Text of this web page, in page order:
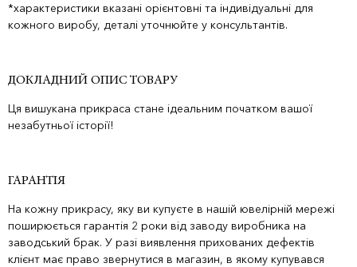
*характеристики вказані орієнтовні та індивідуальні для
кожного виробу, деталі уточнюйте у консультантів.
ДОКЛАДНИЙ ОПИС ТОВАРУ
Ця вишукана прикраса стане ідеальним початком вашої
незабутньої історії!
ГАРАНТІЯ
На кожну прикрасу, яку ви купуєте в нашій ювелірній мережі
поширюється гарантія 2 роки від заводу виробника на
заводський брак. У разі виявлення прихованих дефектів
клієнт має право звернутися в магазин, в якому купувався